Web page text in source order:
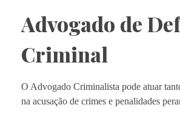
Advogado de
Criminal
O Advogado Criminalista pode atuar
na acusação de crimes e penalidades